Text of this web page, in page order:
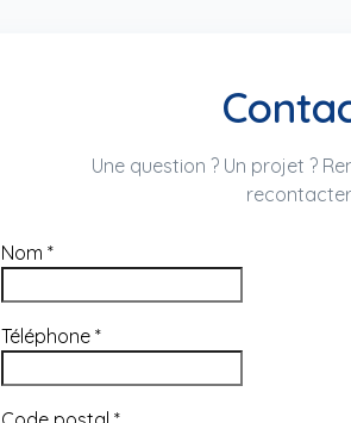
Une question ? Un projet ?
Nom *
Téléphone *